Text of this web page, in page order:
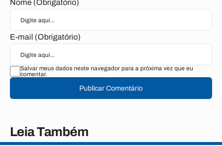
Nome (Obrigatório)
E-mail (Obrigatório)
Salvar meus dados neste navegador para a próxima vez que eu
comentar.
Publicar Comentário
Leia Também